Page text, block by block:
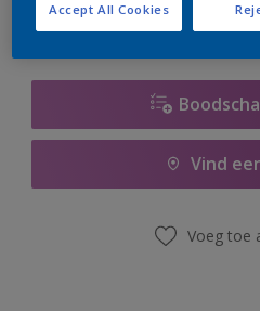
Vind
Voeg toe
Accept All Cookies